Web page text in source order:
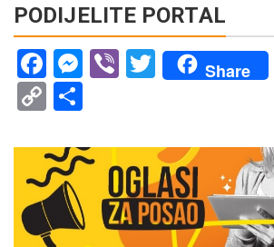
PODIJELITE PORTAL
Facebook
Messenger
ViberTwitter
Share
Copy